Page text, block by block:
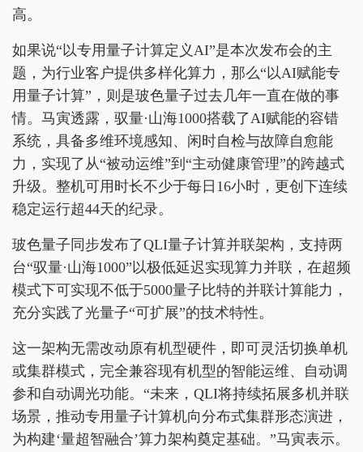
高。
如果说“以专用量子计算定义AI”是本次发布会的主
题，为行业客户提供多样化算力，那么“以AI赋能专
用量子计算”，则是玻色量子过去几年一直在做的事
情。马寅透露，驭量·山海1000搭载了AI赋能的容错
系统，具备多维环境感知、闲时自检与故障自愈能
力，实现了从“被动运维”到“主动健康管理”的跨越式
升级。整机可用时长不少于每日16小时，更创下连续
稳定运行超44天的纪录。
玻色量子同步发布了QLI量子计算并联架构，支持两
台“驭量·山海1000”以极低延迟实现算力并联，在超频
模式下可实现不低于5000量子比特的并联计算能力，
充分实践了光量子“可扩展”的技术特性。
这一架构无需改动原有机型硬件，即可灵活切换单机
或集群模式，完全兼容现有机型的智能运维、自动调
参和自动调光功能。“未来，QLI将持续拓展多机并联
场景，推动专用量子计算机向分布式集群形态演进，
为构建‘量超智融合’算力架构奠定基础。”马寅表示。